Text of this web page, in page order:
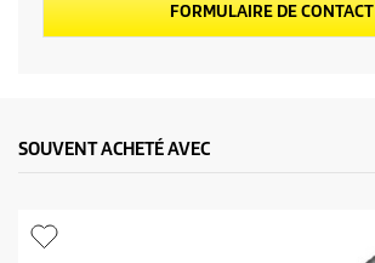
FORMULAIRE DE CONTACT
SOUVENT ACHETÉ AVEC